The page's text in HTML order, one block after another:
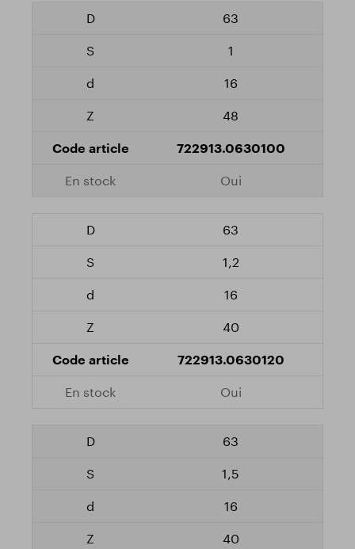
63
1
16
48
722913.0630100
Oui
63
1,2
16
40
722913.0630120
Oui
63
1,5
16
40